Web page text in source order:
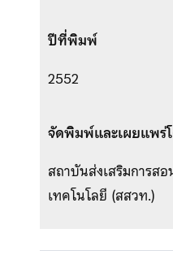
ปีที่พิมพ์
2552
จัดพิมพ์และเผยแพร่
สถาบันส่งเสริมการส
เทคโนโลยี (สสวท.)